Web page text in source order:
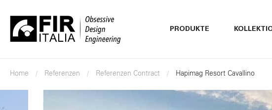
PRODUKTE
Home Referenzen Referenzen Contract Hapimag Resort Cavallino